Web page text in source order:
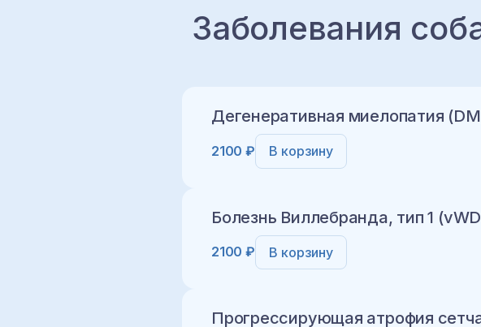
Заболевания
Дегенеративная миелопатия
2100 ₽ В корзину
Болезнь Виллебранда, тип 1
2100 ₽ В корзину
Прогрессирующая атрофия